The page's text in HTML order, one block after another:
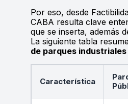
Por eso, desde
CABA resulta clave
que se inserta, además
La siguiente tabla
de parques industriales
Característica